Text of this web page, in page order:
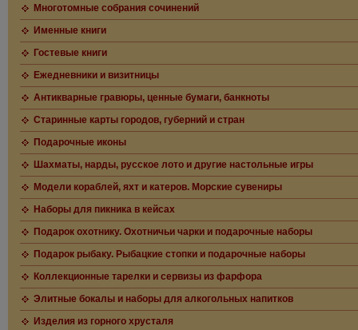
Многотомные собрания сочинений
Именные книги
Гостевые книги
Ежедневники и визитницы
Антикварные гравюры, ценные бумаги, банкноты
Старинные карты городов, губерний и стран
Подарочные иконы
Шахматы, нарды, русское лото и другие настольные игры
Модели кораблей, яхт и катеров. Морские сувениры
Наборы для пикника в кейсах
Подарок охотнику. Охотничьи чарки и подарочные наборы
Подарок рыбаку. Рыбацкие стопки и подарочные наборы
Коллекционные тарелки и сервизы из фарфора
Элитные бокалы и наборы для алкогольных напитков
Изделия из горного хрусталя